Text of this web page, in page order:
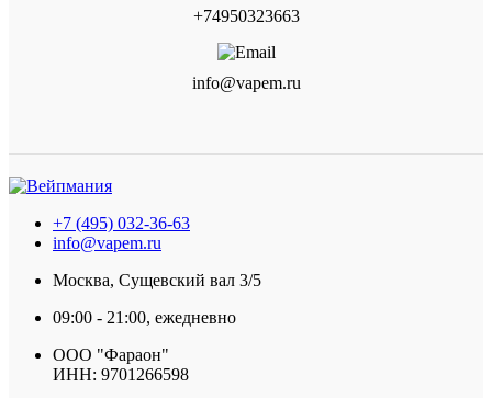
+74950323663
info@vapem.ru
+7 (495) 032-36-63
info@vapem.ru
Москва, Сущевский вал 3/5
09:00 - 21:00, ежедневно
ООО "Фараон"
ИНН: 9701266598